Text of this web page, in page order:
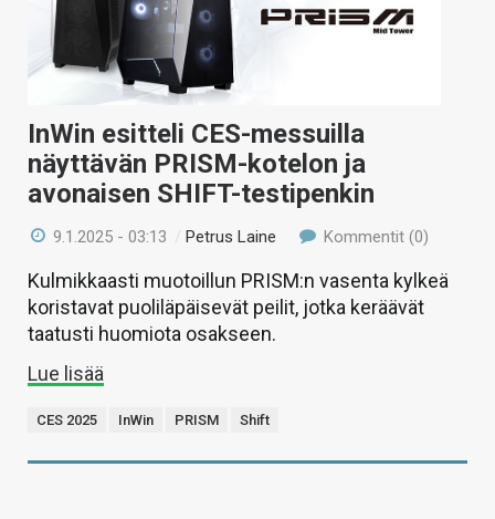
KAUPPA
VAIHDA TEEMA
HAKU
InWin esitteli CES-messuilla
näyttävän PRISM-kotelon ja
avonaisen SHIFT-testipenkin
9.1.2025 - 03:13 /Petrus Laine Kommentit (0)
Kulmikkaasti muotoillun PRISM:n vasenta kylkeä
koristavat puoliläpäisevät peilit, jotka keräävät
taatusti huomiota osakseen.
Lue lisää
CES 2025 InWin PRISM Shift